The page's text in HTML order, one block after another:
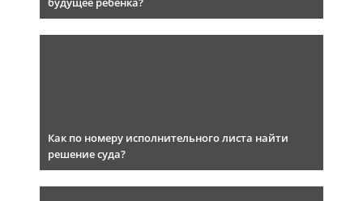
Как по номеру исполнительного листа найти
решение суда?